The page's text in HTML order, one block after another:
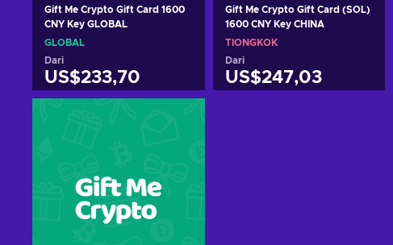
Gift Me Crypto Gift Card 1600
CNY Key GLOBAL
GLOBAL
Dari
US$233,70
Gift Me Crypto Gift Card (SOL)
1600 CNY Key CHINA
TIONGKOK
Dari
US$247,03